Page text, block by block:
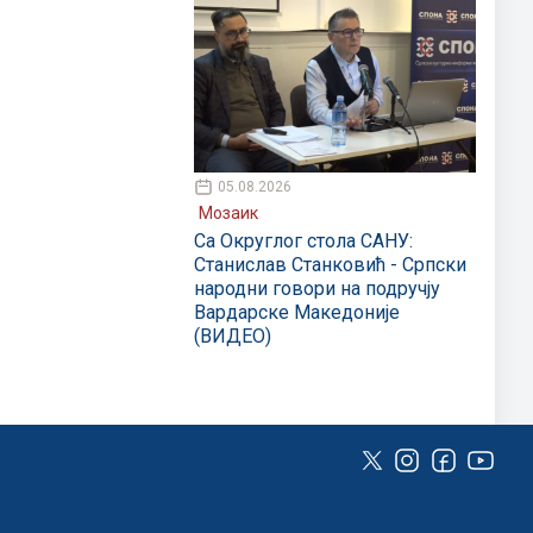
05.08.2026
Мозаик
Са Округлог стола САНУ:
Станислав Станковић - Српски
народни говори на подручју
Вардарске Македоније
(ВИДЕО)